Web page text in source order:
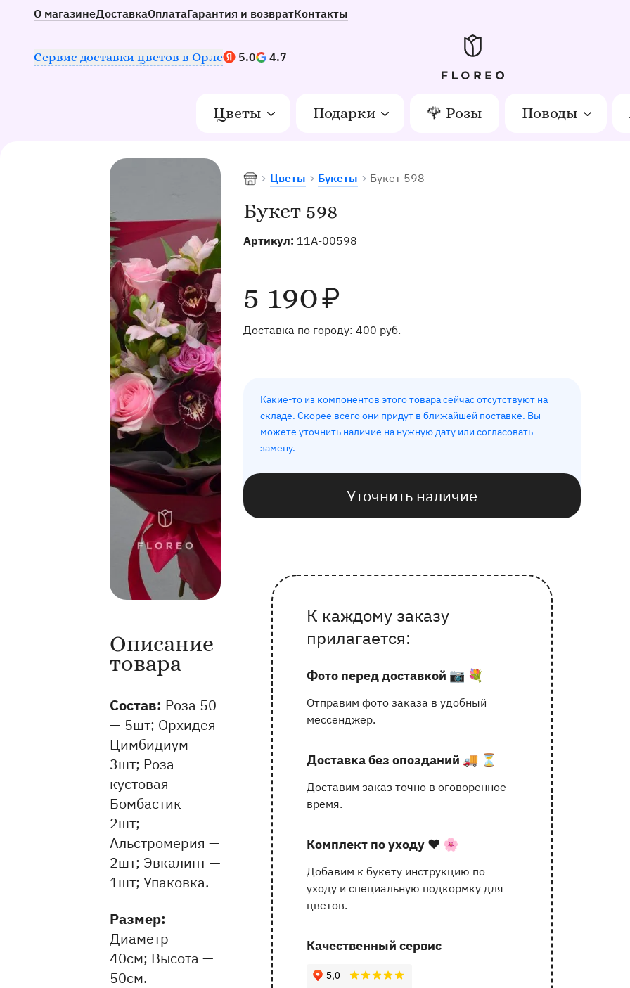
О магазинеДоставкаОплатаГарантия и возвратКонтакты
Сервис доставки цветов в ОрлеНаш рейтинг:
5.0 4.7
Цветы Подарки 🌹 Розы Поводы
Букет 598
Артикул: 11A-00598
5 190₽
Доставка по городу: 400 руб.
Какие-то из компонентов этого товара сейчас отсутствуют на
складе. Скорее всего они придут в ближайшей поставке. Вы
можете уточнить наличие на нужную дату или согласовать
замену.
Уточнить наличие
Доставка цветов в Орле
Цветы Букеты Букет 598
Почему выбирают Флорео
К каждому заказу
прилагается:
Фото перед доставкой 📷 💐
Отправим фото заказа в удобный
мессенджер.
Доставка без опозданий 🚚 ⏳
Доставим заказ точно в оговоренное
время.
Комплект по уходу ❤️ 🌸
Добавим к букету инструкцию по
уходу и специальную подкормку для
цветов.
Качественный сервис
162 отзыва с оценкой 5.0 ⭐
Информация о товаре и оказываемых услугах
Описание
товара
Состав: Роза 50
— 5шт; Орхидея
Цимбидиум —
3шт; Роза
кустовая
Бомбастик —
2шт;
Альстромерия —
2шт; Эвкалипт —
1шт; Упаковка.
Pазмер:
Диаметр —
40см Высота —
50см